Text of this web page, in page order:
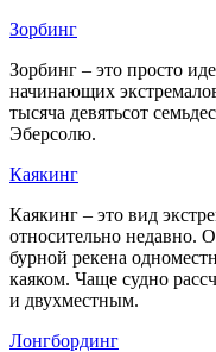
Зорбинг
Зорбинг – это просто
начинающих
тысяча девятьсот
Эберсолю.
Каякинг
Каякинг – это вид
относительно недавно.
бурной рекена
каяком. Чаще судно
и двухместным.
Лонгбординг